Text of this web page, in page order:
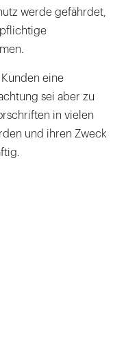
werde gefährdet,
eine
sei aber zu
in vielen
und ihren Zweck